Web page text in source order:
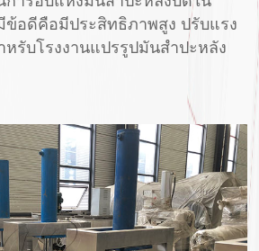
ข้อดีคือมีประสิทธิภาพสูง ปรับแรง
หรับโรงงานแปรรูปมันสำปะหลัง